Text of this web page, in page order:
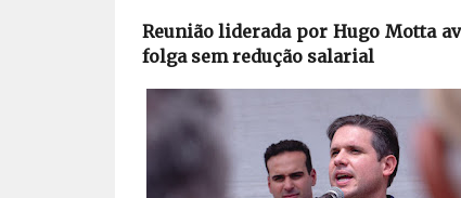
Reunião liderada por Hugo Motta
folga sem redução salarial